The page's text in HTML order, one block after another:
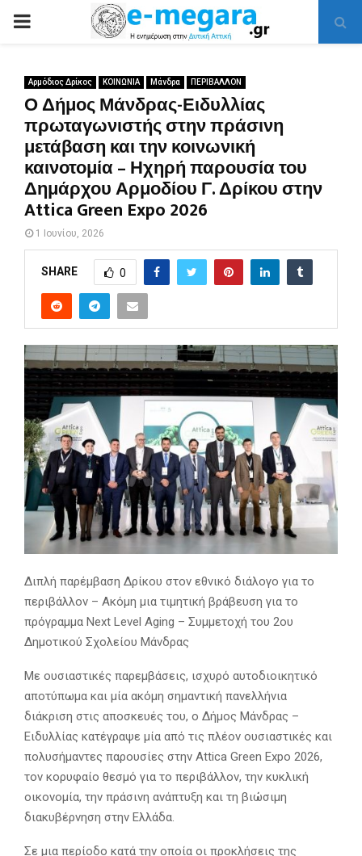
PRIMARY
Αρμόδιος Δρίκος ΚΟΙΝΩΝΙΑ Μάνδρα ΠΕΡΙΒΑΛΛΟΝ
Ο Δήμος Μάνδρας-Ειδυλλίας
πρωταγωνιστής στην πράσινη
μετάβαση και την κοινωνική
καινοτομία – Ηχηρή παρουσία του
Δημάρχου Αρμοδίου Γ. Δρίκου στην
Attica Green Expo 2026
1 Ιουνίου, 2026
SHARE 0
Διπλή παρέμβαση Δρίκου στον εθνικό διάλογο για το
περιβάλλον – Ακόμη μια τιμητική βράβευση για το
πρόγραμμα Next Level Aging – Συμμετοχή του 2ου
Δημοτικού Σχολείου Μάνδρας
Με ουσιαστικές παρεμβάσεις, ισχυρό αυτοδιοικητικό
αποτύπωμα και μία ακόμη σημαντική πανελλήνια
διάκριση στις αποσκευές του, ο Δήμος Μάνδρας –
Ειδυλλίας κατέγραψε μία από τις πλέον ουσιαστικές και
πολυσήμαντες παρουσίες στην Attica Green Expo 2026,
τον κορυφαίο θεσμό για το περιβάλλον, την κυκλική
οικονομία, την πράσινη ανάπτυξη και τη βιώσιμη
διακυβέρνηση στην Ελλάδα.
Σε μια περίοδο κατά την οποία οι προκλήσεις της